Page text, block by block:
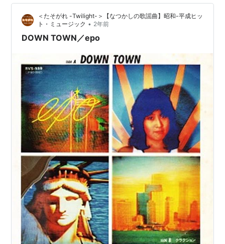
「ハチの一刺し」という表現が 話題になり流行語にもな
った。 その後、突然雑誌に自身のヌード写真を披露した
りした。 証言…
＜たそがれ -Twilight-＞【なつかしの歌謡曲】昭和-平成ヒッ
ト・ミュージック • 2年前
DOWN TOWN／epo